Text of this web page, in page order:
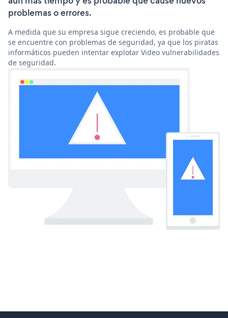
problemas o errores.
A medida que su empresa sigue creciendo, es probable que
se encuentre con problemas de seguridad, ya que los piratas
informáticos pueden intentar explotar Video vulnerabilidades
de seguridad.